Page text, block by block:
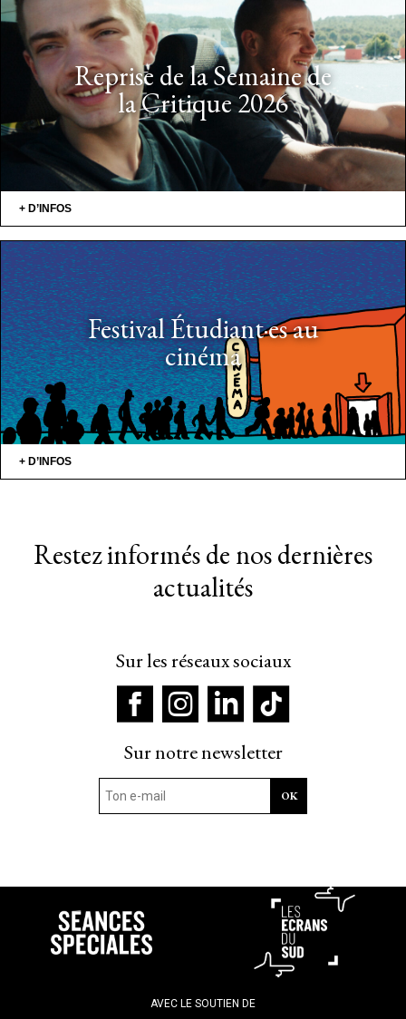
Reprise de la Semaine de
la Critique 2026
+ D’INFOS
Festival Étudiant·es au
cinéma
+ D’INFOS
Restez informés de nos dernières
actualités
Sur les réseaux sociaux
Sur notre newsletter
AVEC LE SOUTIEN DE